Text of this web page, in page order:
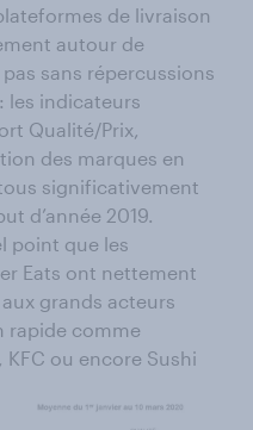
de livraison
autour de
pas sans répercussions
les indicateurs
Qualité/Prix,
des marques en
significativement
d’année 2019.
point que les
Eats ont nettement
grands acteurs
rapide comme
KFC ou encore Sushi